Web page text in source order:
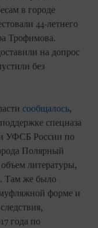
в городе
44-летнего
Трофимова.
на допрос
без
сообщалось,
спецназа
УФСБ России по
Полярный
литературы,
Там же было
форме и
года по